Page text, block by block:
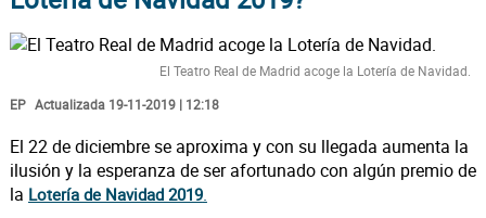
El Teatro Real de Madrid acoge la Lotería de Navidad.
EP Actualizada 19-11-2019 | 12:18
El 22 de diciembre se aproxima y con su llegada aumenta la
ilusión y la esperanza de ser afortunado con algún premio de
la Lotería de Navidad 2019.